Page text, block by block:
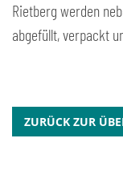
Rietberg werden
abgefüllt, verpackt
ZURÜCK ZUR